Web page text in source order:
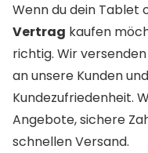
Wenn du dein Tablet
Vertrag kaufen
richtig. Wir
an unsere Kunden
Kundezufriedenheit.
Angebote, sichere
schnellen Versand.